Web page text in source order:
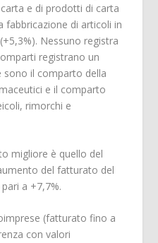
e di prodotti di carta
fabbricazione di articoli in
Nessuno registra
registrano un
sono il comparto della
e il comparto
rimorchi e
migliore è quello del
del fatturato del
a +7,7%.
(fatturato fino a
con valori